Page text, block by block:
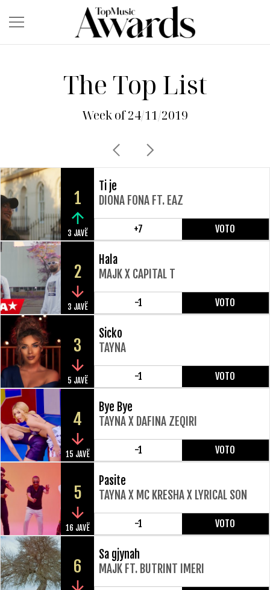
The Top List
Week of 24/11/2019
1
3 JAVË
Ti je
DIONA FONA FT. EAZ
+7 VOTO
2
3 JAVË
Hala
MAJK X CAPITAL T
-1 VOTO
3
5 JAVË
Sicko
TAYNA
-1 VOTO
4
15 JAVË
Bye Bye
TAYNA X DAFINA ZEQIRI
-1 VOTO
5
16 JAVË
Pasite
TAYNA X MC KRESHA X LYRICAL SON
-1 VOTO
6
Sa gjynah
MAJK FT. BUTRINT IMERI